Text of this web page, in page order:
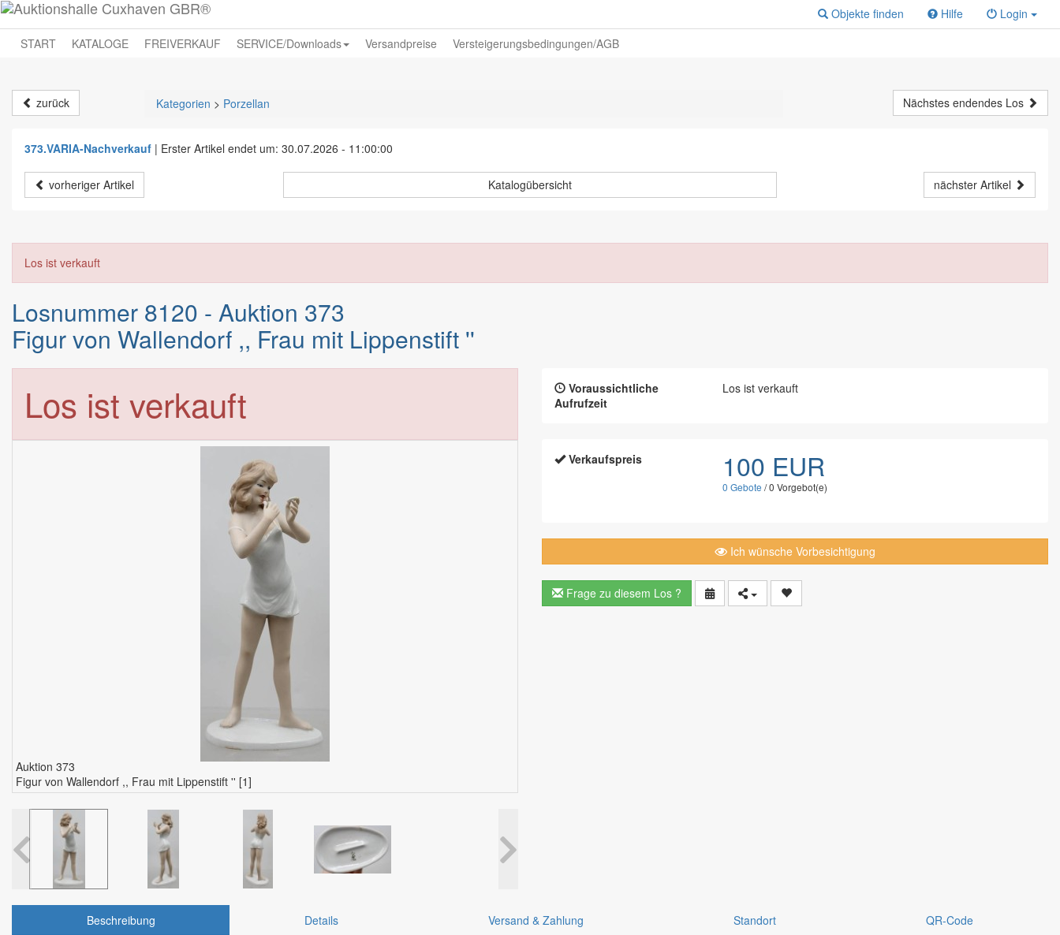
Objekte finden Hilfe
Login
START
KATALOGE FREIVERKAUF SERVICE/Downloads Versandpreise Versteigerungsbedingungen/AGB
zurück Kategorien > Porzellan Nächstes endendes Los
373.VARIA-Nachverkauf | Erster Artikel endet um: 30.07.2026 - 11:00:00
vorheriger Artikel Katalogübersicht nächster Artikel
Los ist verkauft
Losnummer 8120 - Auktion 373
Figur von Wallendorf ,, Frau mit Lippenstift ''
Los ist verkauft
Auktion 373
Figur von Wallendorf ,, Frau mit Lippenstift '' [1]
Voraussichtliche
Aufrufzeit
Los ist verkauft
Verkaufspreis 100 EUR
0 Gebote /0 Vorgebot(e)
Ich wünsche Vorbesichtigung
Frage zu diesem Los ?
Beschreibung Details Versand & Zahlung Standort QR-Code